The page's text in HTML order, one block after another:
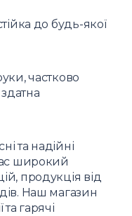
до будь-якої
частково
та надійні
широкий
продукція від
Наш магазин
гарячі